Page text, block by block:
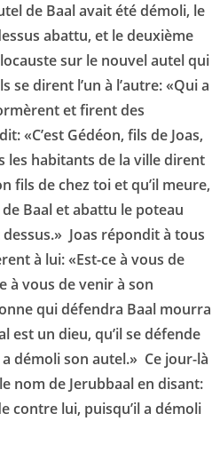
de Baal avait été démoli, le
abattu, et le deuxième
sur le nouvel autel qui
dirent l’un à l’autre: «Qui a
et firent des
«C’est Gédéon, fils de Joas,
les habitants de la ville dirent
fils de chez toi et qu’il meure,
Baal et abattu le poteau
Joas répondit à tous
à lui: «Est-ce à vous de
à vous de venir à son
qui défendra Baal mourra
est un dieu, qu’il se défende
démoli son autel.» Ce jour-là
nom de Jerubbaal en disant:
contre lui, puisqu’il a démoli